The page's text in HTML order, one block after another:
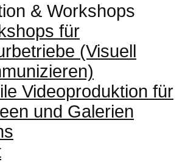
& Workshops
für
(Visuell
Videoproduktion für
und Galerien